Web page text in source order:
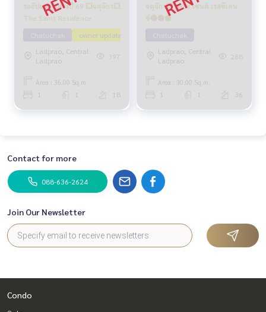
รออัปเดต กลางปี 69 💥จตุจักร💥
The Saint Residence
owner update
Ladprao, Central
Ladprao
397
Area : 36.00 Sq.m.
1 1 18
จตุจักร💥 เดอะ เซนต์ เรสซิเดน
ซ์🔴🟢🟡
Ladprao, Central
Ladprao
288
Area : 30.00 Sq.m.
1 1 36
Contact for more
088-636-2624
Join Our Newsletter
Condo